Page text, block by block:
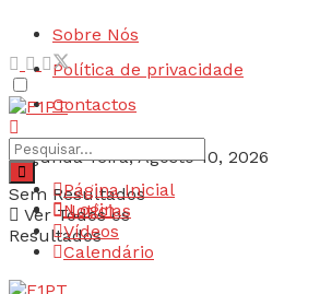
Sobre Nós
Política de privacidade
Contactos
Segunda-feira, Agosto 10, 2026
Login
Sem Resultados
Ver Todos os
Resultados
Página Inicial
Notícias
Vídeos
Calendário